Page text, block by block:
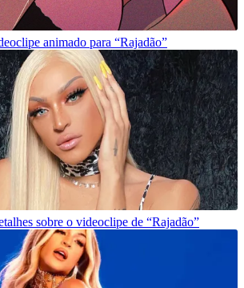
animado para “Rajadão”
sobre o videoclipe de “Rajadão”